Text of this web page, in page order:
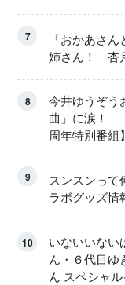
7
「おかあさ
姉さん！ 杏
8
今井ゆうぞう
曲」に涙！
周年特別番組】
9
スンスンっ
ラボグッズ情
10
いないいない
ん・６代目ゆ
ん スペシャ